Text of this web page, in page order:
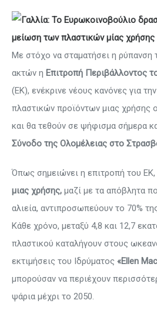
Με στόχο να σταματήσει η
ακτών η Επιτροπή Περιβάλλοντος
(ΕΚ), ενέκρινε νέους κανόνες για
πλαστικών προϊόντων μιας χρήσης
και θα τεθούν σε ψήφισμα σήμερα
Σύνοδο της Ολομέλειας στο
Όπως σημειώνει η επιτροπή του ΕΚ,
μιας χρήσης, μαζί με τα απόβλητα
αλιεία, αντιπροσωπεύουν το 70%
Κάθε χρόνο, μεταξύ 4,8 και 12,7
πλαστικού καταλήγουν στους
εκτιμήσεις του Ιδρύματος «Ellen
μπορούσαν να περιέχουν
ψάρια μέχρι το 2050.